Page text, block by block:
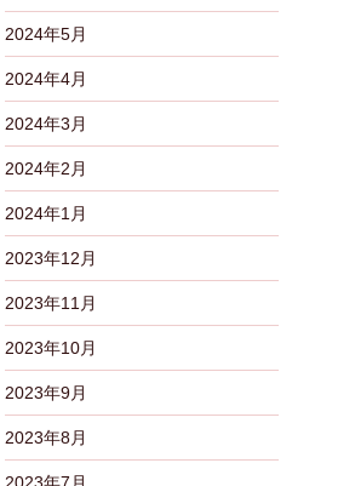
2024年5月
2024年4月
2024年3月
2024年2月
2024年1月
2023年12月
2023年11月
2023年10月
2023年9月
2023年8月